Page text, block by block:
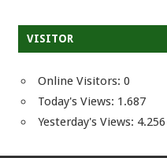
VISITOR
Online Visitors: 0
Today's Views: 1.687
Yesterday's Views: 4.256